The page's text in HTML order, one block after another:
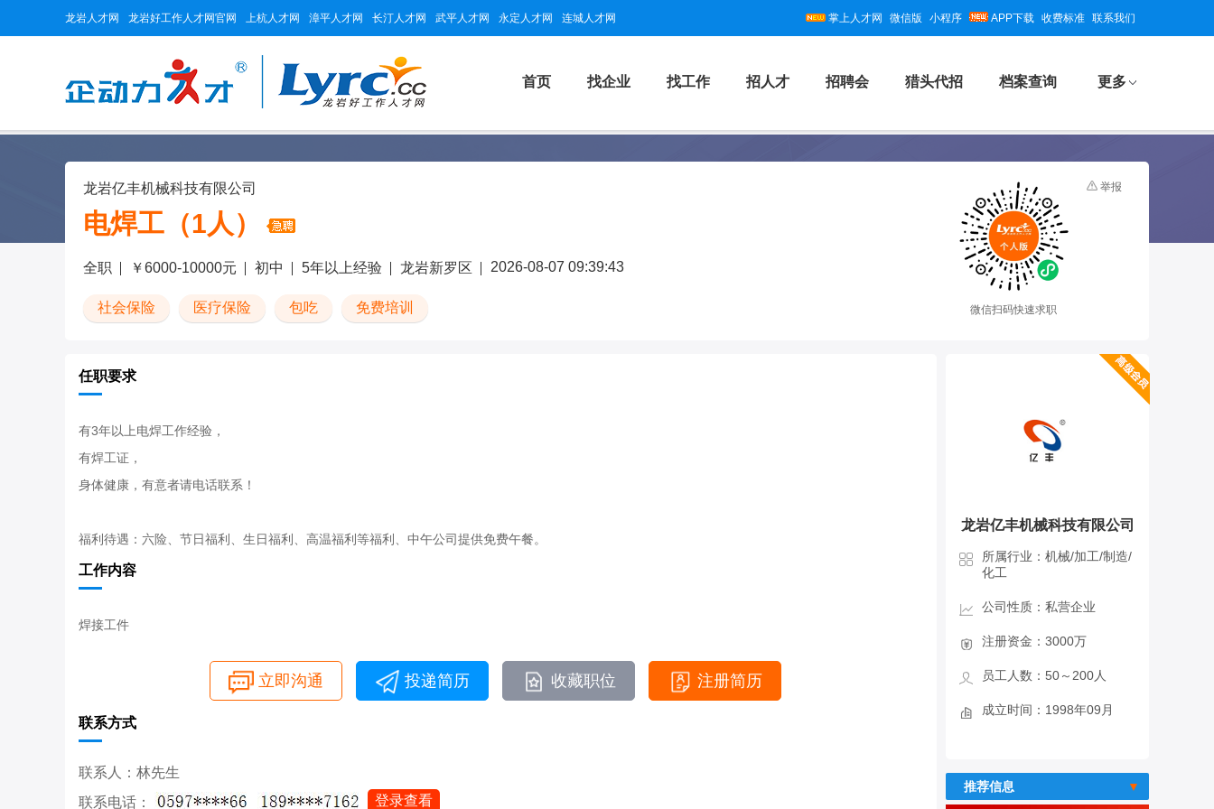
龙岩人才网 龙岩好工作人才网官网 上杭人才网 漳平人才网 长汀人才网 武平人才网 永定人才网 连城人才网 掌上人才网 微信版 小程序 APP下载 收费标准 联系我们
首页 找企业 找工作 招人才 招聘会 猎头代招 档案查询 更多
龙岩亿丰机械科技有限公司
电焊工（1人）
全职 ￥6000-10000元 初中 5年以上经验 龙岩新罗区 2026-08-07 09:39:43
社会保险 医疗保险 包吃 免费培训 微信扫码快速求职
举报
任职要求
有3年以上电焊工作经验，
有焊工证，
身体健康，有意者请电话联系！
福利待遇：六险、节日福利、生日福利、高温福利等福利、中午公司提供免费午餐。
工作内容
焊接工件
立即沟通 投递简历 收藏职位 注册简历
联系方式
联系人：林先生
联系电话：
登录查看
龙岩亿丰机械科技有限公司
所属行业：机械/加工/制造/
化工
公司性质：私营企业
注册资金：3000万
员工人数：50～200人
成立时间：1998年09月
推荐信息